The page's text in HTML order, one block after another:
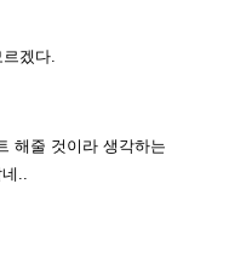
겠다.
해줄 것이라 생각하는
..